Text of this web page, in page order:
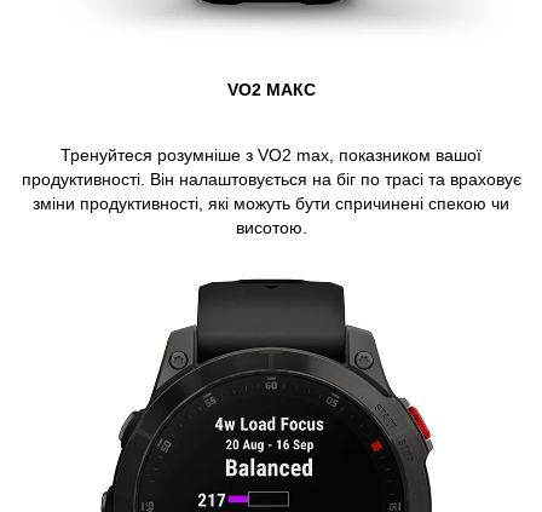
VO2 МАКС
Тренуйтеся розумніше з VO2 max, показником вашої
продуктивності. Він налаштовується на біг по трасі та враховує
зміни продуктивності, які можуть бути спричинені спекою чи
висотою.